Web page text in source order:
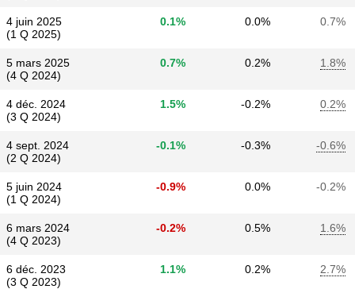
4 juin 2025
(1 Q 2025)
0.1% 0.0% 0.7%
5 mars 2025
(4 Q 2024)
0.7% 0.2% 1.8%
4 déc. 2024
(3 Q 2024)
1.5% -0.2% 0.2%
4 sept. 2024
(2 Q 2024)
-0.1% -0.3% -0.6%
5 juin 2024
(1 Q 2024)
-0.9% 0.0% -0.2%
6 mars 2024
(4 Q 2023)
-0.2% 0.5% 1.6%
6 déc. 2023
(3 Q 2023)
1.1% 0.2% 2.7%